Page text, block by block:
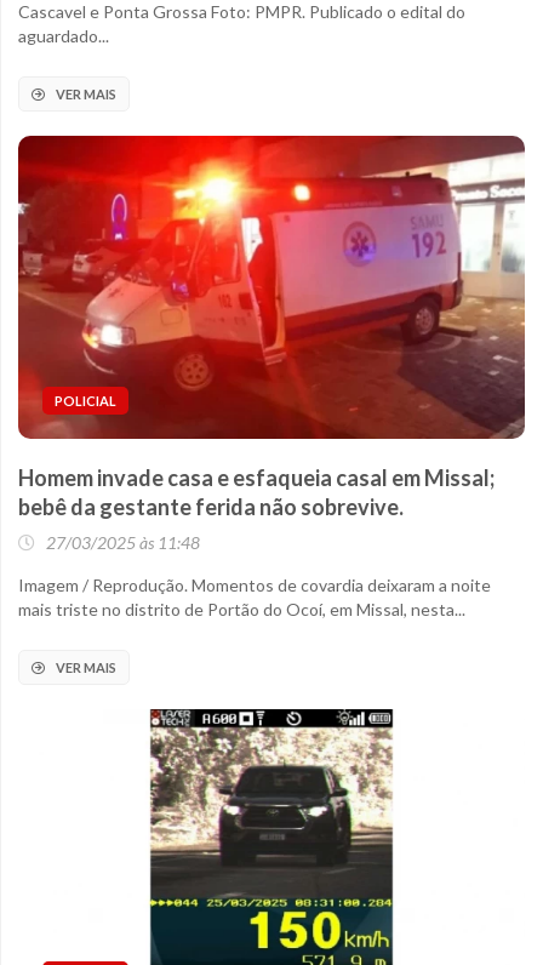
Cascavel e Ponta Grossa Foto: PMPR. Publicado o edital do
aguardado...
VER MAIS
POLICIAL
Homem invade casa e esfaqueia casal em Missal;
bebê da gestante ferida não sobrevive.
27/03/2025 às 11:48
Imagem / Reprodução. Momentos de covardia deixaram a noite
mais triste no distrito de Portão do Ocoí, em Missal, nesta...
VER MAIS